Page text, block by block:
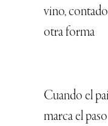
vino,
otra forma
Cuando el
marca el paso